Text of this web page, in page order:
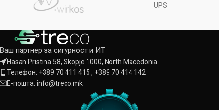
UPS
Ваш партнер за сигурност и ИТ
Hasan Pristina 58, Skopje 1000, North Macedonia
Телефон: +389 70 411 415 , +389 70 414 142
Е-пошта: info@treco.mk